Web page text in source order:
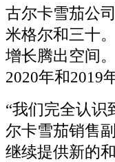
古尔卡雪茄公
米格尔和三十
增长腾出空间
2020年和2019
“我们完全认识
尔卡雪茄销售
继续提供新的